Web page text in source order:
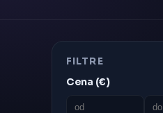
FILTRE
Cena (€)